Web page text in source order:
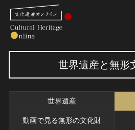
世界遺産と無形
世界遺産
動画で見る無形の文化財